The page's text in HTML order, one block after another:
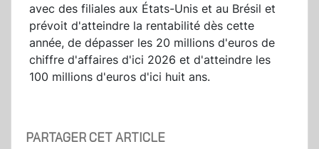
avec des filiales aux États-Unis et au Brésil et
prévoit d'atteindre la rentabilité dès cette
année, de dépasser les 20 millions d'euros de
chiffre d'affaires d'ici 2026 et d'atteindre les
100 millions d'euros d'ici huit ans.
PARTAGER CET ARTICLE